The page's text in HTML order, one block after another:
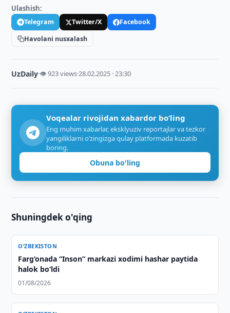
Ulashish:
Telegram Twitter/X
Facebook
Havolani nusxalash
UzDaily·👁 923 views·28.02.2025 · 23:30
Voqealar rivojidan xabardor bo‘ling
Eng muhim xabarlar, eksklyuziv reportajlar va tezkor
yangiliklarni o‘zingizga qulay platformada kuzatib
boring.
Obuna bo'ling
Shuningdek o'qing
O‘ZBEKISTON
Farg‘onada “Inson” markazi xodimi hashar paytida
halok bo‘ldi
01/08/2026